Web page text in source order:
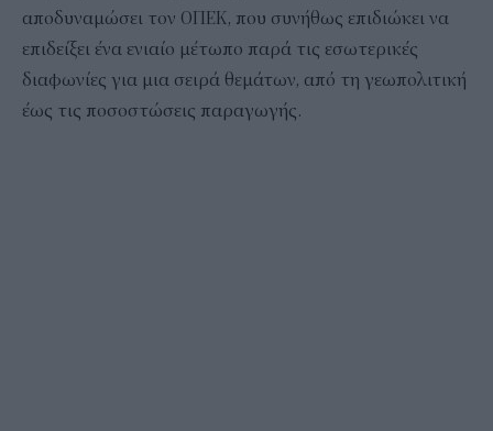
αποδυναμώσει τον ΟΠΕΚ, που συνήθως επιδιώκει να
επιδείξει ένα ενιαίο μέτωπο παρά τις εσωτερικές
διαφωνίες για μια σειρά θεμάτων, από τη γεωπολιτική
έως τις ποσοστώσεις παραγωγής.